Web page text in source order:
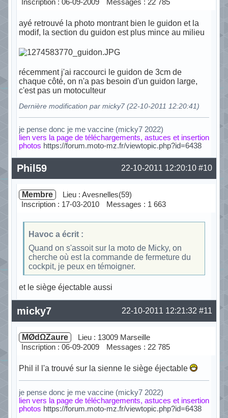
Inscription : 06-09-2009
Messages : 22 785
ayé retrouvé la photo montrant bien le guidon et la
modif, la section du guidon est plus mince au milieu
récemment j'ai raccourci le guidon de 3cm de
chaque côté, on n'a pas besoin d'un guidon large,
c'est pas un motoculteur
Dernière modification par micky7 (22-10-2011 12:20:41)
je pense donc je me vaccine (micky7 2022)
lien vers la page de téléchargements, astuces et insertion
photos https://forum.moto-mz.fr/viewtopic.php?id=6438
Hors ligne #10
22-10-2011 12:20:10
Phil59
Membre
Lieu : Avesnelles(59)
Inscription : 17-03-2010
Messages : 1 663
Havoc a écrit :
Quand on s'assoit sur la moto de Micky, on
cherche où est la commande de fermeture du
cockpit, je peux en témoigner.
et le siège éjectable aussi
Hors ligne #11
22-10-2011 12:21:32
micky7
MØdΩZaure
Lieu : 13009 Marseille
Inscription : 06-09-2009
Messages : 22 785
Phil il l'a trouvé sur la sienne le siège éjectable
je pense donc je me vaccine (micky7 2022)
lien vers la page de téléchargements, astuces et insertion
photos https://forum.moto-mz.fr/viewtopic.php?id=6438